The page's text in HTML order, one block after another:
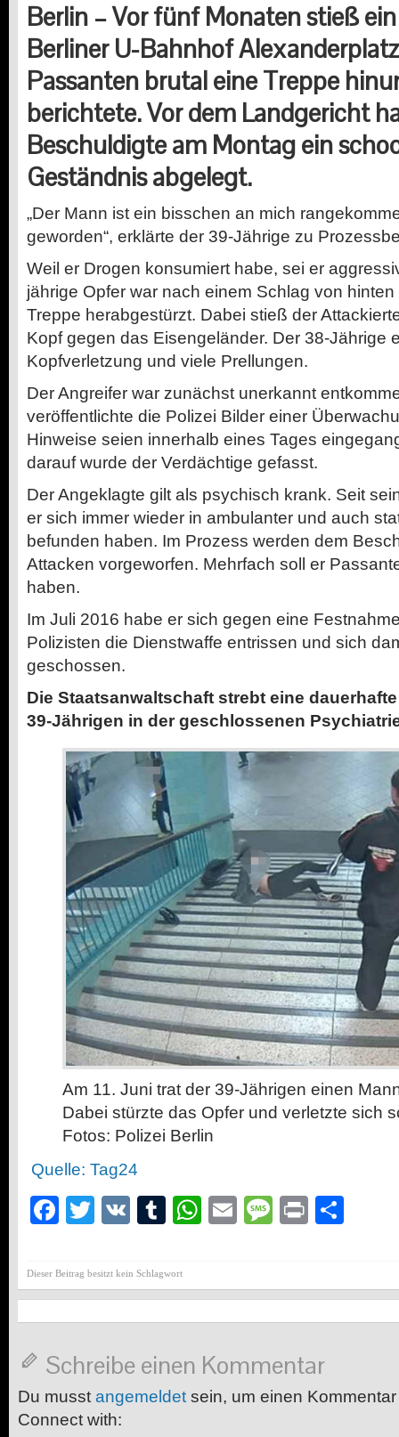
Berlin – Vor fünf Monaten stieß
Berliner U-Bahnhof
Passanten brutal eine Treppe
berichtete. Vor dem Landgericht
Beschuldigte am Montag ein
Geständnis abgelegt.
„Der Mann ist ein bisschen an mich
geworden“, erklärte der 39-Jährige zu
Weil er Drogen konsumiert habe, sei er
jährige Opfer war nach einem Schlag von
Treppe herabgestürzt. Dabei stieß der
Kopf gegen das Eisengeländer. Der 38-Jährige
Kopfverletzung und viele Prellungen.
Der Angreifer war zunächst unerkannt
veröffentlichte die Polizei Bilder einer
Hinweise seien innerhalb eines Tages
darauf wurde der Verdächtige gefasst.
Der Angeklagte gilt als psychisch krank. Seit
er sich immer wieder in ambulanter und auch
befunden haben. Im Prozess werden dem
Attacken vorgeworfen. Mehrfach soll er
haben.
Im Juli 2016 habe er sich gegen eine
Polizisten die Dienstwaffe entrissen und sich
geschossen.
Die Staatsanwaltschaft strebt eine
39-Jährigen in der geschlossenen
Am 11. Juni trat der 39-Jährigen einen
Dabei stürzte das Opfer und verletzte sich
Fotos: Polizei Berlin
Quelle: Tag24
Facebook
Twitter
VK Tumblr
WhatsApp
EmailMessage
Print
Dieser Beitrag besitzt kein Schlagwort
Schreibe einen Kommentar
Du musst angemeldet sein, um einen
Connect with: